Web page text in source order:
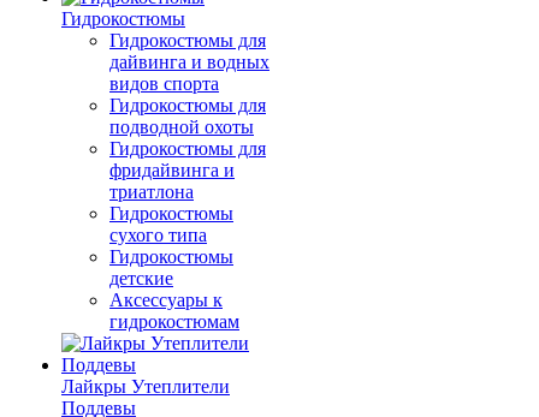
Гидрокостюмы
Гидрокостюмы для
дайвинга и водных
видов спорта
Гидрокостюмы для
подводной охоты
Гидрокостюмы для
фридайвинга и
триатлона
Гидрокостюмы
сухого типа
Гидрокостюмы
детские
Аксессуары к
гидрокостюмам
Лайкры Утеплители
Поддевы